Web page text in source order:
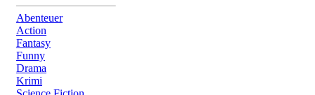
Abenteuer
Action
Fantasy
Funny
Drama
Krimi